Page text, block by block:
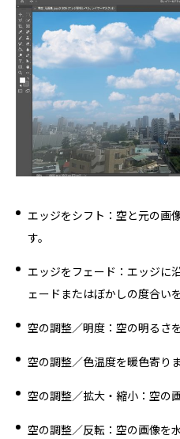
エッジをシフト：空と元の画
す。
エッジをフェード：エッジに
ェードまたはぼかしの度合い
空の調整／明度：空の明るさ
空の調整／色温度を暖色寄り
空の調整／拡大・縮小：空の
空の調整／反転：空の画像を